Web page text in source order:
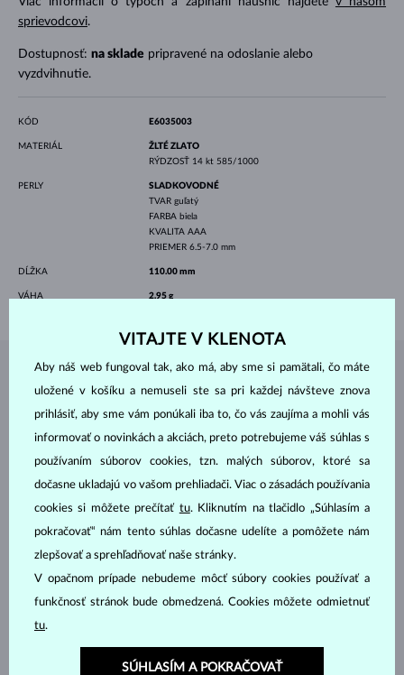
sprievodcovi.
Dostupnosť: na sklade pripravené na odoslanie alebo
vyzdvihnutie.
KÓD E6035003
MATERIÁL
ŽLTÉ ZLATO
RÝDZOSŤ 14 kt 585/1000
PERLY
SLADKOVODNÉ
TVAR guľatý
FARBA biela
KVALITA AAA
PRIEMER 6.5-7.0 mm
DĹŽKA 110.00 mm
VÁHA 2.95 g
ŠPERKY Z ATELIÉRU KLENOTA
VITAJTE V KLENOTA
Aby náš web fungoval tak, ako má, aby sme si pamätali, čo máte
uložené v košíku a nemuseli ste sa pri každej návšteve znova
prihlásiť, aby sme vám ponúkali iba to, čo vás zaujíma a mohli vás
informovať o novinkách a akciách, preto potrebujeme váš súhlas s
používaním súborov cookies, tzn. malých súborov, ktoré sa
dočasne ukladajú vo vašom prehliadači. Viac o zásadách používania
cookies si môžete prečítať tu. Kliknutím na tlačidlo „Súhlasím a
pokračovať“ nám tento súhlas dočasne udelíte a pomôžete nám
zlepšovať a sprehľadňovať naše stránky.
V opačnom prípade nebudeme môcť súbory cookies používať a
funkčnosť stránok bude obmedzená. Cookies môžete odmietnuť
tu.
SÚHLASÍM A POKRAČOVAŤ